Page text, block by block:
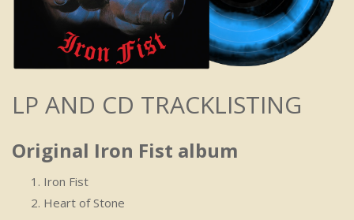
LP AND CD TRACKLISTING
Original Iron Fist album
Iron Fist
Heart of Stone